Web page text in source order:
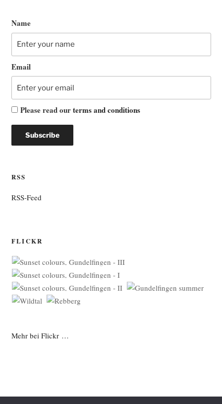
Name
Email
Please read ourterms and conditions
RSS
RSS-Feed
FLICKR
Mehr bei Flickr …